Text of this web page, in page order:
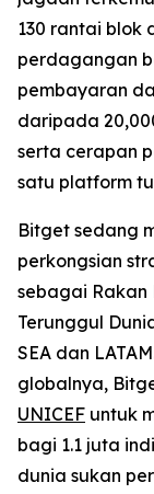
130 rantai blok
perdagangan
pembayaran
daripada
serta cerapan
satu platform
Bitget sedang
perkongsian
sebagai Rakan
Terunggul
SEA dan
globalnya,
UNICEF untuk
bagi 1.1 juta
dunia sukan